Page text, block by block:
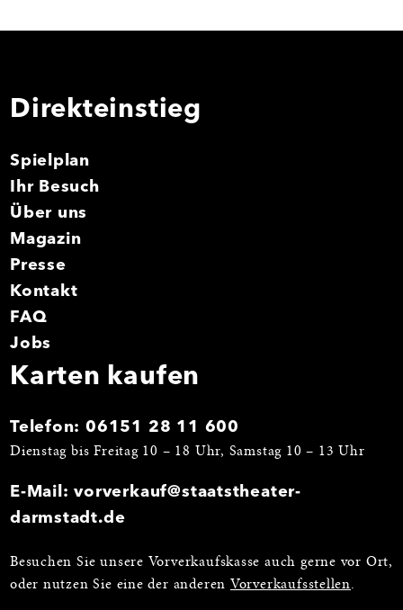
Direkteinstieg
Spielplan
Ihr Besuch
Über uns
Magazin
Presse
Kontakt
FAQ
Jobs
Karten kaufen
Telefon:06151 28 11 600
Dienstag bis Freitag 10 – 18 Uhr, Samstag 10 – 13 Uhr
E-Mail:vorverkauf@staatstheater-
darmstadt.de
Besuchen Sie unsere Vorverkaufskasse auch gerne vor Ort,
oder nutzen Sie eine der anderen Vorverkaufsstellen.